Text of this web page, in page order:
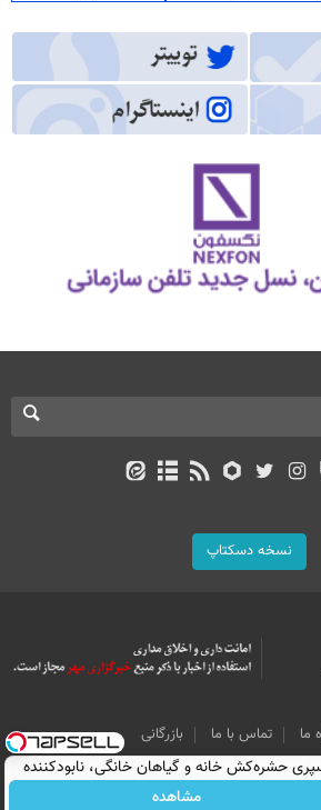
نسخه دسکتاپ
ما تماس با ما
بازرگانی
All Content by Mehr News Agency is licensed
Attribution 4.0 International
حشره‌کش خانه و گیاهان خانگی، نابودکننده
انواع حشرات خانگی و آفات
مشاهده